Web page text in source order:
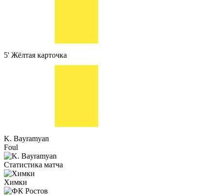
5' Жёлтая карточка
K. Bayramyan
Foul
Статистика матча
Химки